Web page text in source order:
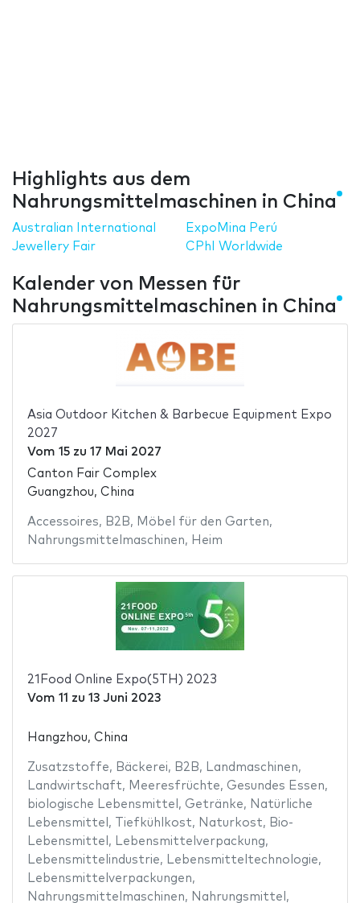
Highlights aus dem
Nahrungsmittelmaschinen in China
Australian International
Jewellery Fair
ExpoMina Perú
CPhI Worldwide
Kalender von Messen für
Nahrungsmittelmaschinen in China
Asia Outdoor Kitchen & Barbecue Equipment Expo
2027
Vom 15zu 17 Mai 2027
Canton Fair Complex
Guangzhou, China
Accessoires, B2B, Möbel für den Garten,
Nahrungsmittelmaschinen, Heim
21Food Online Expo(5TH) 2023
Vom 11 zu 13 Juni 2023
Hangzhou, China
Zusatzstoffe, Bäckerei, B2B, Landmaschinen,
Landwirtschaft, Meeresfrüchte, Gesundes Essen,
biologische Lebensmittel , Getränke, Natürliche
Lebensmittel , Tiefkühlkost, Naturkost, Bio-
Lebensmittel , Lebensmittelverpackung,
Lebensmittelindustrie, Lebensmitteltechnologie,
Lebensmittelverpackungen,
Nahrungsmittelmaschinen, Nahrungsmittel ,